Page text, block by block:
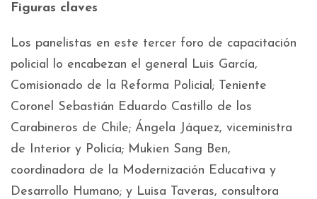
Figuras claves
Los panelistas en este tercer foro de capacitación
policial lo encabezan el general Luis García,
Comisionado de la Reforma Policial; Teniente
Coronel Sebastián Eduardo Castillo de los
Carabineros de Chile; Ángela Jáquez, viceministra
de Interior y Policía; Mukien Sang Ben,
coordinadora de la Modernización Educativa y
Desarrollo Humano; y Luisa Taveras, consultora